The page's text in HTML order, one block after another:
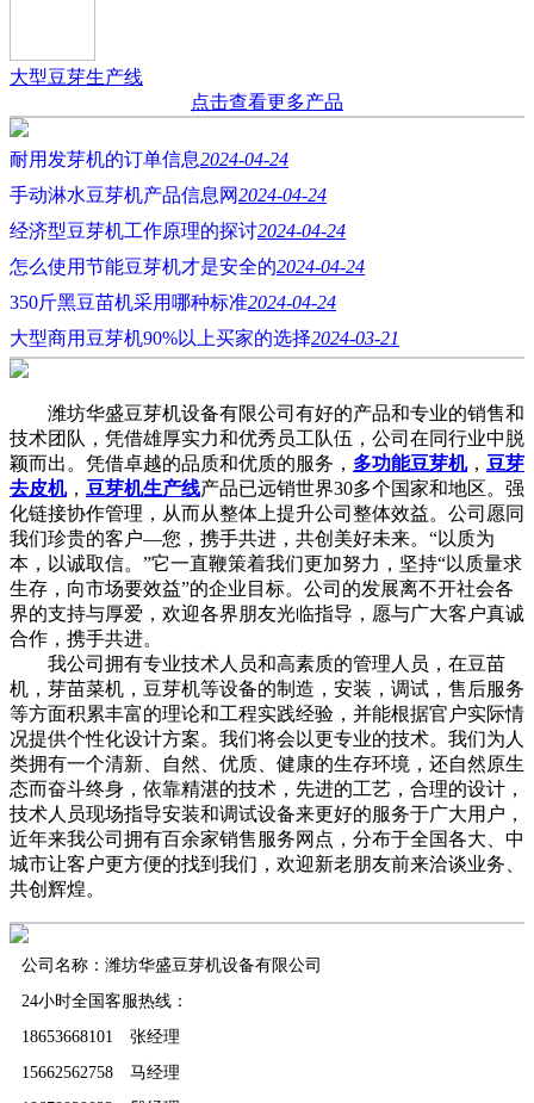
大型豆芽生产线
点击查看更多产品
耐用发芽机的订单信息2024-04-24
手动淋水豆芽机产品信息网2024-04-24
经济型豆芽机工作原理的探讨2024-04-24
怎么使用节能豆芽机才是安全的2024-04-24
350斤黑豆苗机采用哪种标准2024-04-24
大型商用豆芽机90%以上买家的选择2024-03-21
潍坊华盛豆芽机设备有限公司有好的产品和专业的销售和
技术团队，凭借雄厚实力和优秀员工队伍，公司在同行业中脱
颖而出。凭借卓越的品质和优质的服务， 多功能豆芽机， 豆芽
去皮机， 豆芽机生产线产品已远销世界30多个国家和地区。强
化链接协作管理，从而从整体上提升公司整体效益。公司愿同
我们珍贵的客户—您，携手共进，共创美好未来。“以质为
本，以诚取信。”它一直鞭策着我们更加努力，坚持“以质量求
生存，向市场要效益”的企业目标。公司的发展离不开社会各
界的支持与厚爱，欢迎各界朋友光临指导，愿与广大客户真诚
合作，携手共进。
我公司拥有专业技术人员和高素质的管理人员，在豆苗
机，芽苗菜机，豆芽机等设备的制造，安装，调试，售后服务
等方面积累丰富的理论和工程实践经验，并能根据官户实际情
况提供个性化设计方案。我们将会以更专业的技术。我们为人
类拥有一个清新、自然、优质、健康的生存环境，还自然原生
态而奋斗终身，依靠精湛的技术，先进的工艺，合理的设计，
技术人员现场指导安装和调试设备来更好的服务于广大用户，
近年来我公司拥有百余家销售服务网点，分布于全国各大、中
城市让客户更方便的找到我们，欢迎新老朋友前来洽谈业务、
共创辉煌。
公司名称：潍坊华盛豆芽机设备有限公司
24小时全国客服热线：
18653668101 张经理
15662562758 马经理